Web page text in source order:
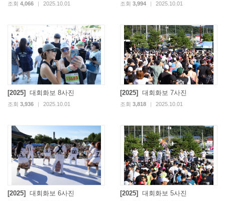
조회 4,066 2025.10.01 조회 3,994 2025.10.01
[2025] 대회화보 8사진
조회 3,936 2025.10.01
[2025] 대회화보 7사진
조회 3,818 2025.10.01
[2025] 대회화보 6사진 [2025] 대회화보 5사진